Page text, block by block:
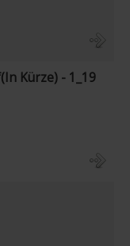
Kürze) - 1_19